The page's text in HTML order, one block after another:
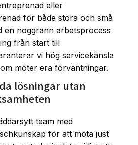
eller
för både stora och små
en noggrann arbetsprocess
från start till
vi hög servicekänsla
möter era förväntningar.
lösningar utan
team med
för att möta just